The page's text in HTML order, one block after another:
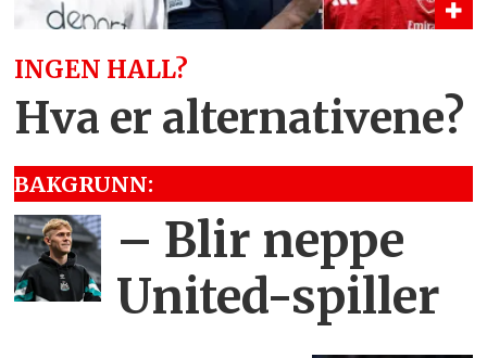
INGEN HALL?
Hva er alternativene?
BAKGRUNN:
– Blir neppe
United-spiller